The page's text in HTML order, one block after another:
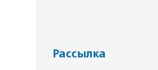
Рассылка